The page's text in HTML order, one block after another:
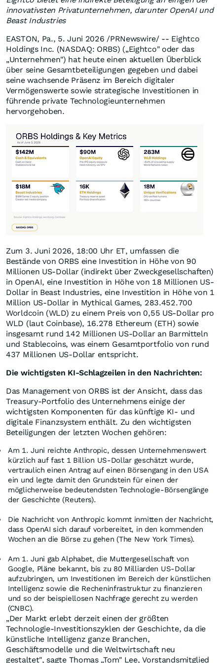
innovativsten Privatunternehmen, darunter OpenAI und
Beast Industries
EASTON, Pa., 5. Juni 2026 /PRNewswire/ -- Eightco
Holdings Inc. (NASDAQ: ORBS) („Eightco" oder das
„Unternehmen") hat heute einen aktuellen Überblick
über seine Gesamtbeteiligungen gegeben und dabei
seine wachsende Präsenz im Bereich digitaler
Vermögenswerte sowie strategische Investitionen in
führende private Technologieunternehmen
hervorgehoben.
Zum 3. Juni 2026, 18:00 Uhr ET, umfassen die
Bestände von ORBS eine Investition in Höhe von 90
Millionen US-Dollar (indirekt über Zweckgesellschaften)
in OpenAI, eine Investition in Höhe von 18 Millionen US-
Dollar in Beast Industries, eine Investition in Höhe von 1
Million US-Dollar in Mythical Games, 283.452.700
Worldcoin (WLD) zu einem Preis von 0,55 US-Dollar pro
WLD (laut Coinbase), 16.278 Ethereum (ETH) sowie
insgesamt rund 142 Millionen US-Dollar an Barmitteln
und Stablecoins, was einem Gesamtportfolio von rund
437 Millionen US-Dollar entspricht.
Die wichtigsten KI-Schlagzeilen in den Nachrichten:
Das Management von ORBS ist der Ansicht, dass das
Treasury-Portfolio des Unternehmens einige der
wichtigsten Komponenten für das künftige KI- und
digitale Finanzsystem enthält. Zu den wichtigsten
Beteiligungen der letzten Wochen gehören:
Am 1. Juni reichte Anthropic, dessen Unternehmenswert
kürzlich auf fast 1 Billion US-Dollar geschätzt wurde,
vertraulich einen Antrag auf einen Börsengang in den USA
ein und legte damit den Grundstein für einen der
möglicherweise bedeutendsten Technologie-Börsengänge
der Geschichte (Reuters).
Die Nachricht von Anthropic kommt inmitten der Nachricht,
dass OpenAI sich darauf vorbereitet, in den kommenden
Wochen an die Börse zu gehen (The New York Times).
Am 1. Juni gab Alphabet, die Muttergesellschaft von
Google, Pläne bekannt, bis zu 80 Milliarden US-Dollar
aufzubringen, um Investitionen im Bereich der künstlichen
Intelligenz sowie die Recheninfrastruktur zu finanzieren
und so der beispiellosen Nachfrage gerecht zu werden
(CNBC).
„Der Markt erlebt derzeit einen der größten
Technologie-Investitionszyklen der Geschichte, da die
künstliche Intelligenz ganze Branchen,
Geschäftsmodelle und die Weltwirtschaft neu
gestaltet", sagte Thomas „Tom" Lee, Vorstandsmitglied